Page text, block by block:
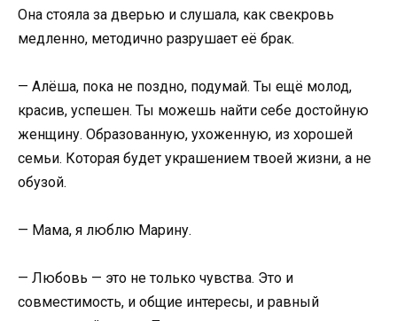
Она стояла за дверью и слушала, как свекровь
медленно, методично разрушает её брак.
— Алёша, пока не поздно, подумай. Ты ещё молод,
красив, успешен. Ты можешь найти себе достойную
женщину. Образованную, ухоженную, из хорошей
семьи. Которая будет украшением твоей жизни, а не
обузой.
— Мама, я люблю Марину.
— Любовь — это не только чувства. Это и
совместимость, и общие интересы, и равный